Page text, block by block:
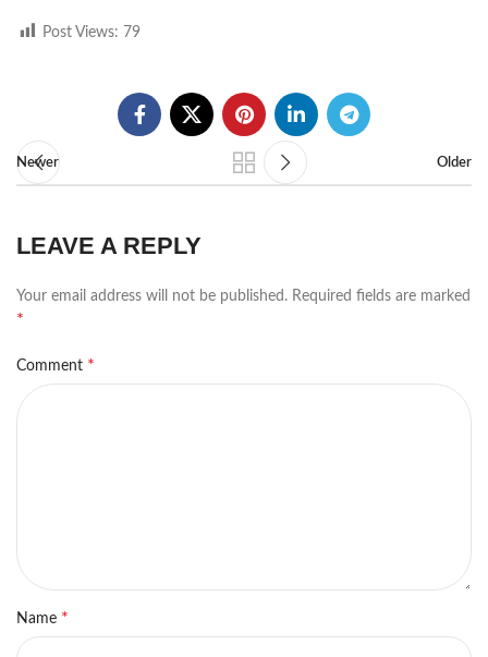
Post Views: 79
Newer Older
LEAVE A REPLY
Your email address will not be published. Required fields are marked
*
Comment *
Name *